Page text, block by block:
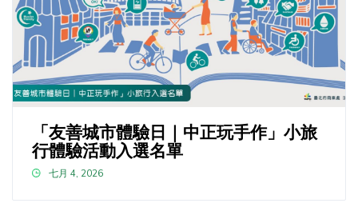
「友善城市體驗日｜中正玩手作」小旅
行體驗活動入選名單
七月 4, 2026